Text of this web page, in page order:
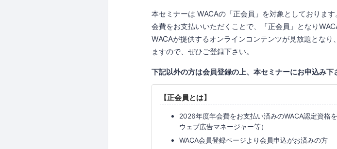
本セミナーは WACAの「正会員」を対象としておりま
会費をお支払いいただくことで、「正会員」となり
WACAが提供するオンラインコンテンツが見放題とな
ますので、ぜひご登録下さい。
下記以外の方は会員登録の上、本セミナーにお申込み下
【正会員とは】
2026年度年会費をお支払い済みのWACA認定資格
ウェブ広告マネージャー等）
WACA会員登録ページより会員申込がお済みの方